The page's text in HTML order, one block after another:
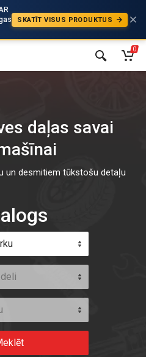
SKATĪT VISUS PRODUKTUS
0
daļas savai
un desmitiem tūkstošu detaļu